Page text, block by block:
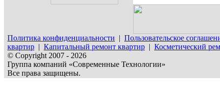
Политика конфиденциальности | Пользовательское
квартир | Капитальный ремонт квартир | Косметический
© Copyright 2007 - 2026
Группа компаний «Современные Технологии»
Все права защищены.